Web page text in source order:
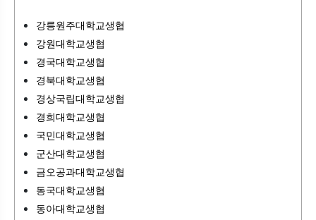
강릉원주대학교생협
강원대학교생협
경국대학교생협
경북대학교생협
경상국립대학교생협
경희대학교생협
국민대학교생협
군산대학교생협
금오공과대학교생협
동국대학교생협
동아대학교생협